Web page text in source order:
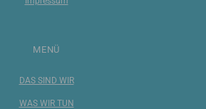
MENÜ
DAS SIND WIR
WAS WIR TUN